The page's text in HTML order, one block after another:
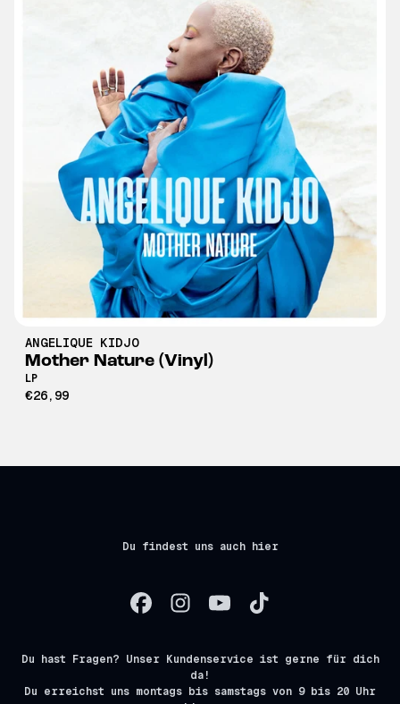
ANGELIQUE KIDJO
Mother Nature (Vinyl)
LP
€26,99
Du findest uns auch hier
Du hast Fragen? Unser Kundenservice ist gerne für dich
da!
Du erreichst uns montags bis samstags von 9 bis 20 Uhr